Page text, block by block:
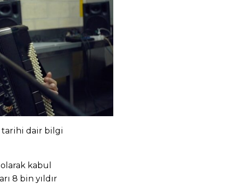
tarihi dair bilgi
kabul
8 bin yıldır